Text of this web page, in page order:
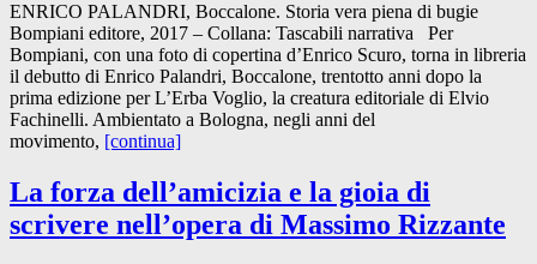
ENRICO PALANDRI, Boccalone. Storia vera piena di bugie
Bompiani editore, 2017 – Collana: Tascabili narrativa Per
Bompiani, con una foto di copertina d’Enrico Scuro, torna in libreria
il debutto di Enrico Palandri, Boccalone, trentotto anni dopo la
prima edizione per L’Erba Voglio, la creatura editoriale di Elvio
Fachinelli. Ambientato a Bologna, negli anni del
movimento, [continua]
La forza dell’amicizia e la gioia di
scrivere nell’opera di Massimo Rizzante